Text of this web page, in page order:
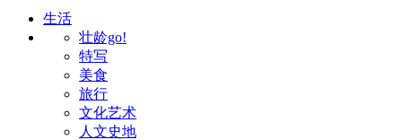
生活
壮龄go!
特写
美食
旅行
文化艺术
人文史地